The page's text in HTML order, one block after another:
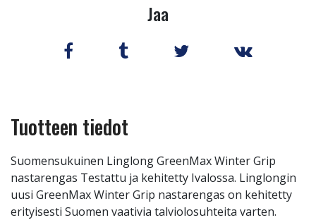
Jaa
Tuotteen tiedot
Suomensukuinen Linglong GreenMax Winter Grip
nastarengas Testattu ja kehitetty Ivalossa. Linglongin
uusi GreenMax Winter Grip nastarengas on kehitetty
erityisesti Suomen vaativia talviolosuhteita varten.